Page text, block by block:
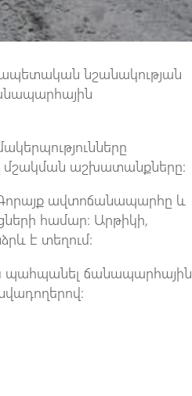
նշանակության
աշխատանքները։
ավտոճանապարհը և
համար։ Արթիկի,
է տեղում։
պահպանել ճանապարհային